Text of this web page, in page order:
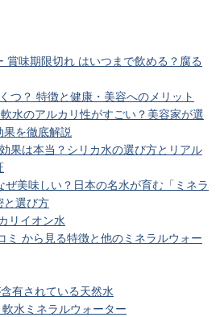
賞味期限切れ はいつまで飲める？腐る
つ？ 特徴と健康・美容へのメリット
水のアルカリ性がすごい？美容家が選
を徹底解説
果は本当？シリカ水の選び方とリアル
ぜ美味しい？日本の名水が育む「ミネラ
と選び方
リイオン水
ミ から見る特徴と他のミネラルウォー
有されている天然水
水ミネラルウォーター